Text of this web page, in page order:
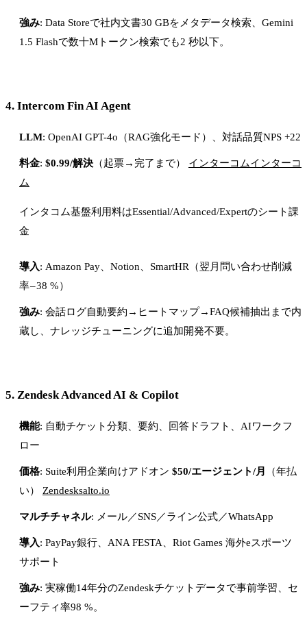
強み: Data Storeで社内文書30 GBをメタデータ検索、Gemini
1.5 Flashで数十Mトークン検索でも2 秒以下。
4. Intercom Fin AI Agent
LLM: OpenAI GPT-4o（RAG強化モード）、対話品質NPS +22
料金: $0.99/解決 （起票→完了まで） インターコムインターコ
ム
インタコム基盤利用料はEssential/Advanced/Expertのシート課
金
導入: Amazon Pay、Notion、SmartHR（翌月問い合わせ削減
率 – 38 %）
強み: 会話ログ自動要約→ヒートマップ→FAQ候補抽出まで内
蔵し、ナレッジチューニングに追加開発不要。
5. Zendesk Advanced AI & Copilot
機能: 自動チケット分類、要約、回答ドラフト、AIワークフ
ロー
価格: Suite利用企業向けアドオン $50/エージェント/月
（年払
い） Zendesksalto.io
マルチチャネル: メール／SNS／ライン公式／WhatsApp
導入: PayPay銀行、ANA FESTA、Riot Games 海外eスポーツ
サポート
強み: 実稼働14年分のZendeskチケットデータで事前学習、セ
ーフティ率98 %。